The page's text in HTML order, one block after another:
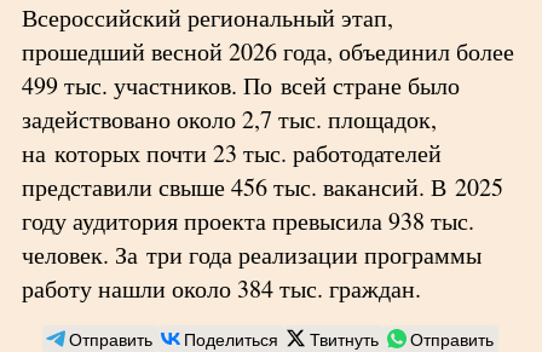
Всероссийский региональный этап,
прошедший весной 2026 года, объединил более
499 тыс. участников. По всей стране было
задействовано около 2,7 тыс. площадок,
на которых почти 23 тыс. работодателей
представили свыше 456 тыс. вакансий. В 2025
году аудитория проекта превысила 938 тыс.
человек. За три года реализации программы
работу нашли около 384 тыс. граждан.
Отправить Поделиться Твитнуть
Отправить